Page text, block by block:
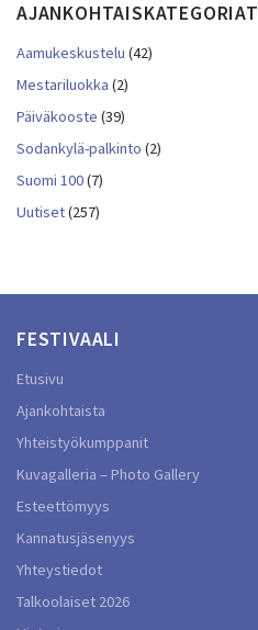
AJANKOHTAISKATEGORIAT
Aamukeskustelu (42)
Mestariluokka (2)
Päiväkooste (39)
Sodankylä-palkinto (2)
Suomi 100(7)
Uutiset(257)
FESTIVAALI
Etusivu
Ajankohtaista
Yhteistyökumppanit
Kuvagalleria – Photo Gallery
Esteettömyys
Kannatusjäsenyys
Yhteystiedot
Talkoolaiset 2026